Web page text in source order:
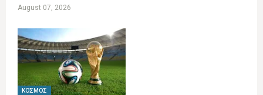
August 07, 2026
ΚΌΣΜΟΣ